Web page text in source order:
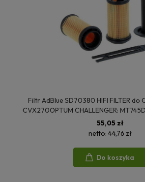
Filtr AdBlue SD70380 HIFI FILTER do
CVX270OPTUM CHALLENGER:
ARION420M, TORION1511 FENDT:
55,05 zł
netto: 44,76 zł
Do koszyka